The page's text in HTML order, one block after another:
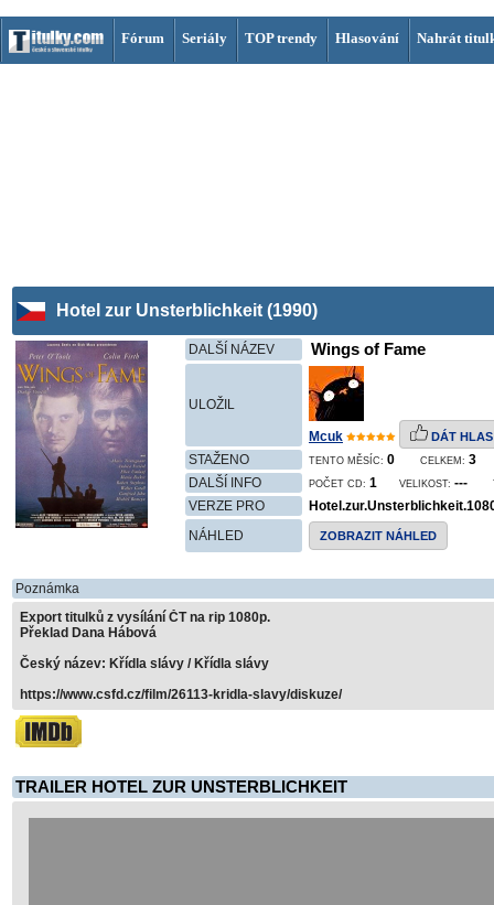
Fórum Seriály TOP trendy Hlasování Nahrát
Hotel zur Unsterblichkeit (1990)
DALŠÍ NÁZEV Wings of Fame
ULOŽIL
Mcuk DÁT HLAS
STAŽENO TENTO MĚSÍC: 0 CELKEM: 3
DALŠÍ INFO
POČET CD: 1 VELIKOST: ---
VERZE PRO
NÁHLED
ZOBRAZIT NÁHLED
Poznámka
Export titulků z vysílání ČT na rip 1080p.
Překlad Dana Hábová
Český název: Křídla slávy / Křídla slávy
https://www.csfd.cz/film/26113-kridla-slavy/diskuze/
TRAILER HOTEL ZUR UNSTERBLICHKEIT